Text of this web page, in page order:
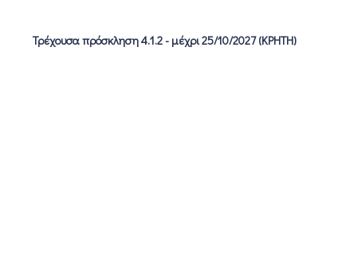
Τρέχουσα πρόσκληση 4.1.2 - μέχρι 25/10/2027 (ΚΡΗΤΗ)